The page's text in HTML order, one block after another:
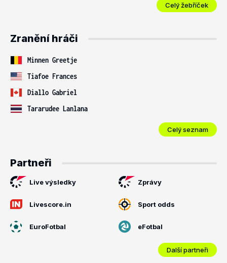
Celý žebříček
Zranění hráči
Minnen Greetje
Tiafoe Frances
Diallo Gabriel
Tararudee Lanlana
Celý seznam
Partneři
Live výsledky Zprávy
Livescore.in Sport odds
EuroFotbal eFotbal
Další partneři